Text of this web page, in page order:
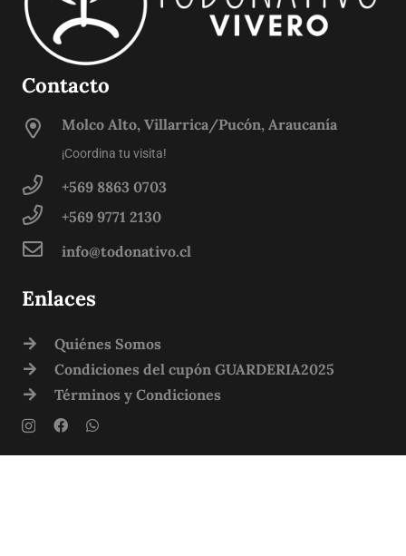
Contacto
Molco Alto, Villarrica/Pucón, Araucanía
¡Coordina tu visita!
+569 8863 0703
+569 9771 2130
info@todonativo.cl
Enlaces
Quiénes Somos
Condiciones del cupón GUARDERIA2025
Términos y Condiciones